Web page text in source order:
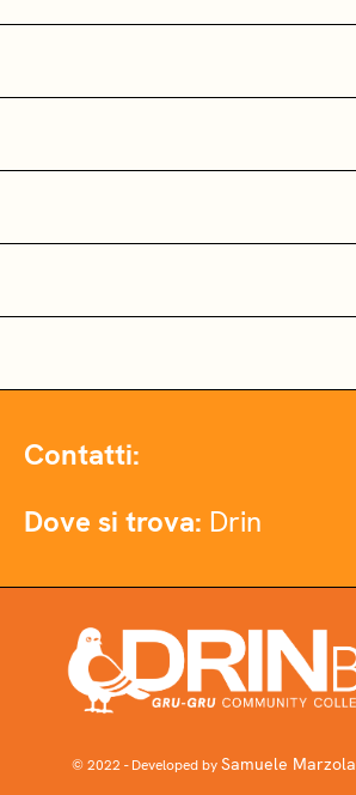
Contatti:
Dove si trova: Drin
© 2022 - Developed bySamuele Marzola